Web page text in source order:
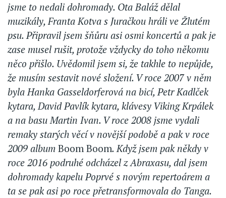
jsme to nedali dohromady. Ota Baláž dělal
muzikály, Franta Kotva s Juračkou hráli ve Žlutém
psu. Připravil jsem šňůru asi osmi koncertů a pak je
zase musel rušit, protože vždycky do toho někomu
něco přišlo. Uvědomil jsem si, že takhle to nepůjde,
že musím sestavit nové složení. V roce 2007 v něm
byla Hanka Gasseldorferová na bicí, Petr Kadlček
kytara, David Pavlík kytara, klávesy Viking Krpálek
a na basu Martin Ivan. V roce 2008 jsme vydali
remaky starých věcí v novější podobě a pak v roce
2009 album Boom Boom. Když jsem pak někdy v
roce 2016 podruhé odcházel z Abraxasu, dal jsem
dohromady kapelu Poprvé s novým repertoárem a
ta se pak asi po roce přetransformovala do Tanga.